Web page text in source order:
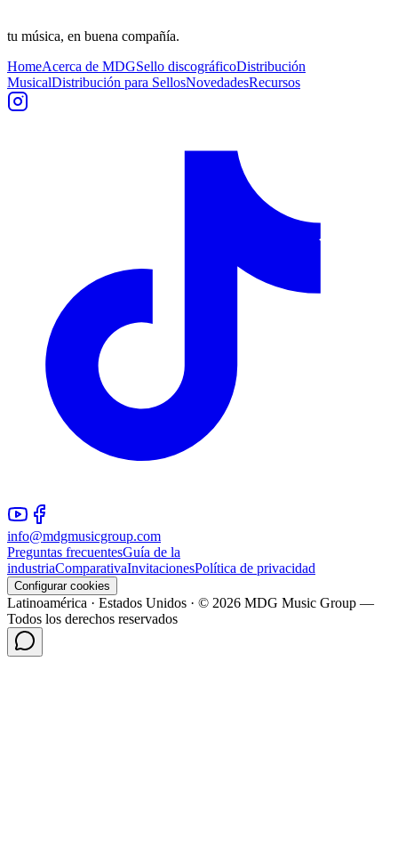
tu música, en buena compañía.
HomeAcerca de MDGSello discográficoDistribución
MusicalDistribución para SellosNovedadesRecursos
info@mdgmusicgroup.com
Preguntas frecuentesGuía de la
industriaComparativaInvitacionesPolítica de privacidad
Configurar cookies
Latinoamérica · Estados Unidos · © 2026 MDG Music Group —
Todos los derechos reservados